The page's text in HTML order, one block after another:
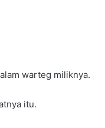
warteg miliknya.
itu.